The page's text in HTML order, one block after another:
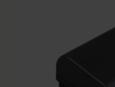
• Battery compatible